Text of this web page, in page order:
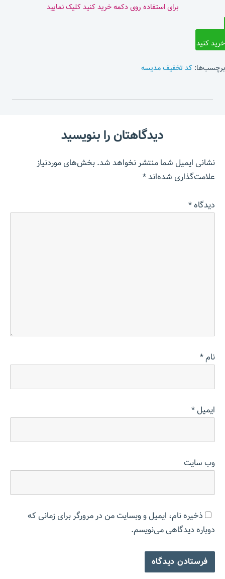
برای استفاده روی دکمه خرید کنید کلیک نمایید
خرید کنید
برچسب‌ها: کد تخفیف مدیسه
دیدگاهتان را بنویسید
نشانی ایمیل شما منتشر نخواهد شد.بخش‌های موردنیاز
علامت‌گذاری شده‌اند*
دیدگاه*
نام*
ایمیل*
وب‌ سایت
ذخیره نام، ایمیل و وبسایت من در مرورگر برای زمانی که
دوباره دیدگاهی می‌نویسم.